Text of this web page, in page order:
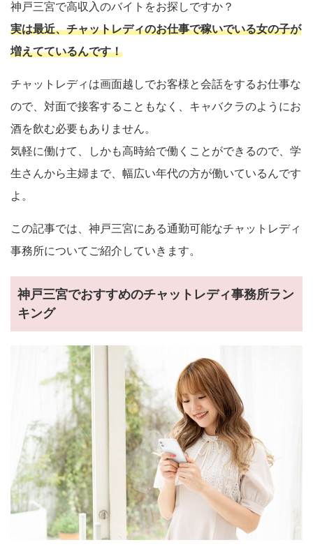
神戸三宮で高収入のバイトをお探しですか？
実は最近、チャットレディのお仕事で稼いでいる女の子が
増えてているんです！
チャットレディは画面越しでお客様と会話をするお仕事な
ので、対面で接客することもなく、キャバクラのようにお
酒を飲む必要もありません。
気軽に働けて、しかも高時給で働くことができるので、学
生さんから主婦まで、幅広い年代の方が働いているんです
よ。
この記事では、神戸三宮にある通勤可能なチャットレディ
事務所についてご紹介していきます。
神戸三宮でおすすめのチャットレディ事務所ラン
キング